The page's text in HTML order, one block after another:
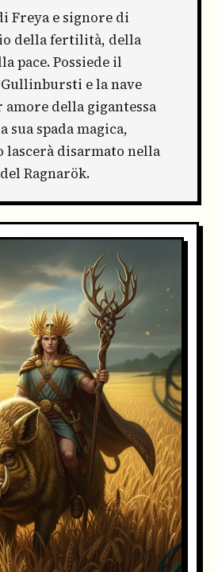
Freya e signore di
della fertilità, della
pace. Possiede il
e la nave
amore della gigantessa
sua spada magica,
lascerà disarmato nella
Ragnarök.